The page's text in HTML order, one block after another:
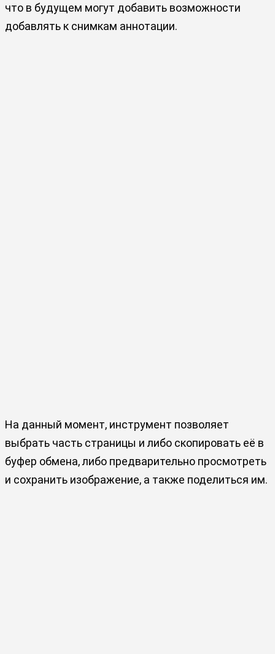
что в будущем могут добавить возможности
добавлять к снимкам аннотации.
На данный момент, инструмент позволяет
выбрать часть страницы и либо скопировать её в
буфер обмена, либо предварительно просмотреть
и сохранить изображение, а также поделиться им.